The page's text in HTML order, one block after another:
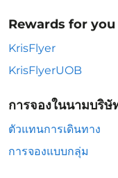
Rewards for you
KrisFlyer
KrisFlyerUOB
การจองในนามบริษั
ตัวแทนการเดินทาง
การจองแบบกลุ่ม